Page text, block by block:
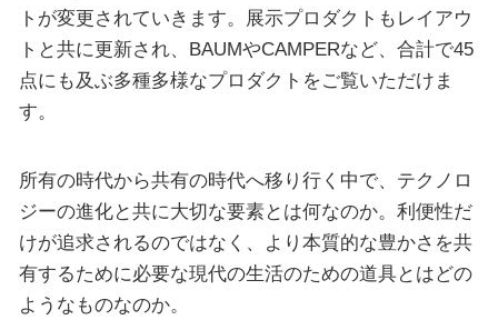
トが変更されていきます。展示プロダクトもレイアウ
トと共に更新され、BAUMやCAMPERなど、合計で45
点にも及ぶ多種多様なプロダクトをご覧いただけま
す。
所有の時代から共有の時代へ移り行く中で、テクノロ
ジーの進化と共に大切な要素とは何なのか。利便性だ
けが追求されるのではなく、より本質的な豊かさを共
有するために必要な現代の生活のための道具とはどの
ようなものなのか。